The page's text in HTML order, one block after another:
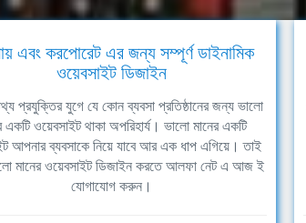
এবং করপোরেট এর জন্য সম্পূর্ণ ডাইনামিক
ওয়েবসাইট ডিজাইন
প্রযুক্তির যুগে যে কোন ব্যবসা প্রতিষ্ঠানের জন্য ভালো
একটি ওয়েবসাইট থাকা অপরিহার্য। ভালো মানের একটি
আপনার ব্যবসাকে নিয়ে যাবে আর এক ধাপ এগিয়ে। তাই
মানের ওয়েবসাইট ডিজাইন করতে আলফা নেট এ আজ ই
যোগাযোগ করুন।